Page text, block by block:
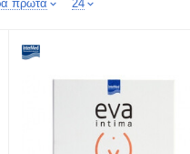
πρώτα 24